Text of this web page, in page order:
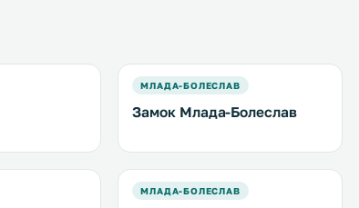
МЛАДА-БОЛЕСЛАВ
Замок Млада-Болеслав
МЛАДА-БОЛЕСЛАВ